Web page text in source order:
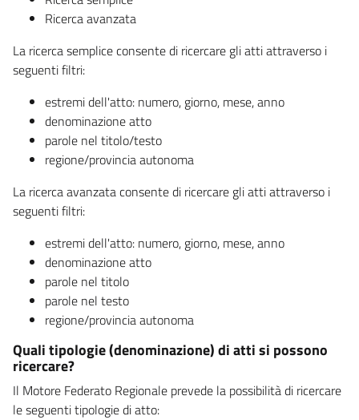
Ricerca avanzata
La ricerca semplice consente di ricercare gli atti attraverso i
seguenti filtri:
estremi dell'atto: numero, giorno, mese, anno
denominazione atto
parole nel titolo/testo
regione/provincia autonoma
La ricerca avanzata consente di ricercare gli atti attraverso i
seguenti filtri:
estremi dell'atto: numero, giorno, mese, anno
denominazione atto
parole nel titolo
parole nel testo
regione/provincia autonoma
Quali tipologie (denominazione) di atti si possono
ricercare?
Il Motore Federato Regionale prevede la possibilità di ricercare
le seguenti tipologie di atto: